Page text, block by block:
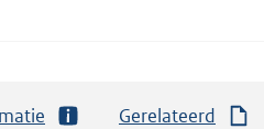
Gerelateerd